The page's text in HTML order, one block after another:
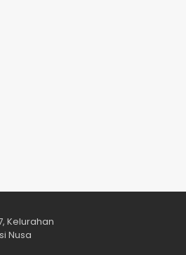
Kelurahan
Nusa